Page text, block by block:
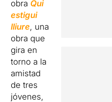
obra Qui
estigui
lliure, una
obra que
gira en
torno a la
amistad
de tres
jóvenes,